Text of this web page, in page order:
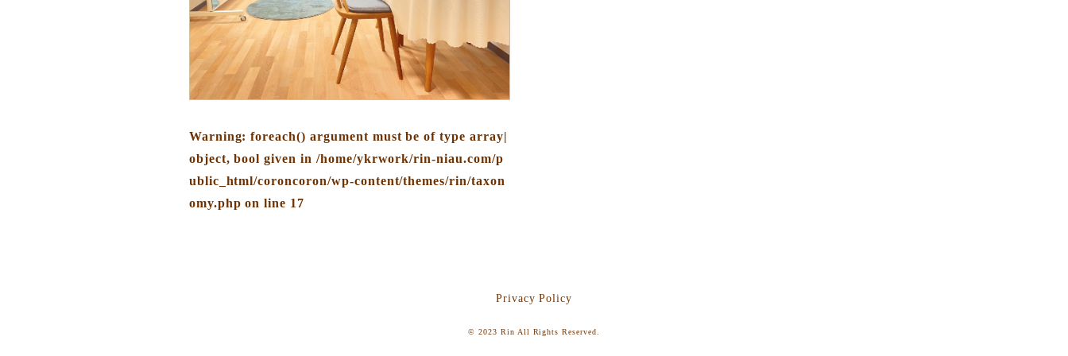
Warning: foreach() argument must be of type array|
object, bool given in /home/ykrwork/rin-niau.com/p
ublic_html/coroncoron/wp-content/themes/rin/taxon
omy.php on line 17
Privacy Policy
© 2023 Rin All Rights Reserved.